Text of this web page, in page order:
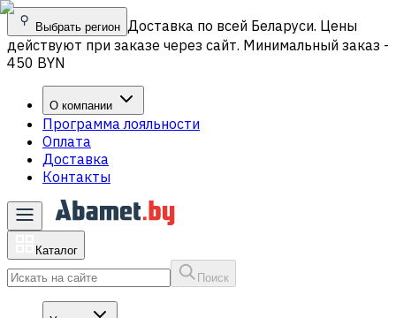
Выбрать регион Доставка по всей Беларуси. Цены
действуют при заказе через сайт. Минимальный заказ -
450 BYN
О компании
Программа лояльности
Оплата
Доставка
Контакты
Каталог
Поиск